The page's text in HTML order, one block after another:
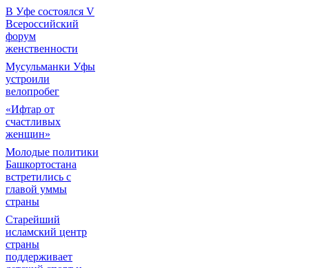
В Уфе состоялся V
Всероссийский
форум
женственности
Мусульманки Уфы
устроили
велопробег
«Ифтар от
счастливых
женщин»
Молодые политики
Башкортостана
встретились с
главой уммы
страны
Старейший
исламский центр
страны
поддерживает